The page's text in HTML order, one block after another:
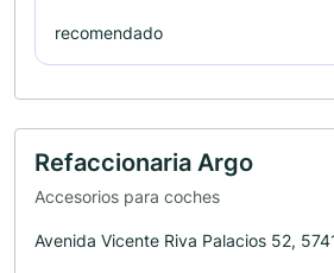
recomendado
Refaccionaria Argo
Accesorios para coches
Avenida Vicente Riva Palacios 52,